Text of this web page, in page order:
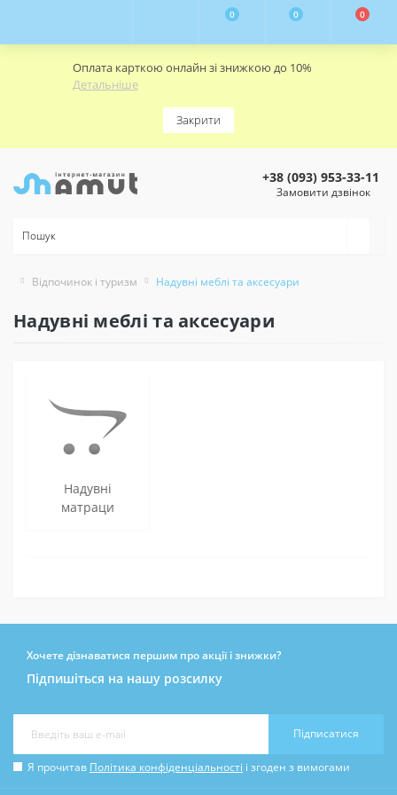
Оплата карткою онлайн зі знижкою до 10%
Детальніше
Закрити
0 0 0
+38 (093) 953-33-11
Замовити дзвінок
Відпочинок і туризм Надувні меблі та аксесуари
Надувні меблі та аксесуари
Надувні
матраци
Хочете дізнаватися першим про акції і знижки?
Підпишіться на нашу розсилку
Підписатися
Я прочитав Політика конфіденціальності і згоден з вимогами